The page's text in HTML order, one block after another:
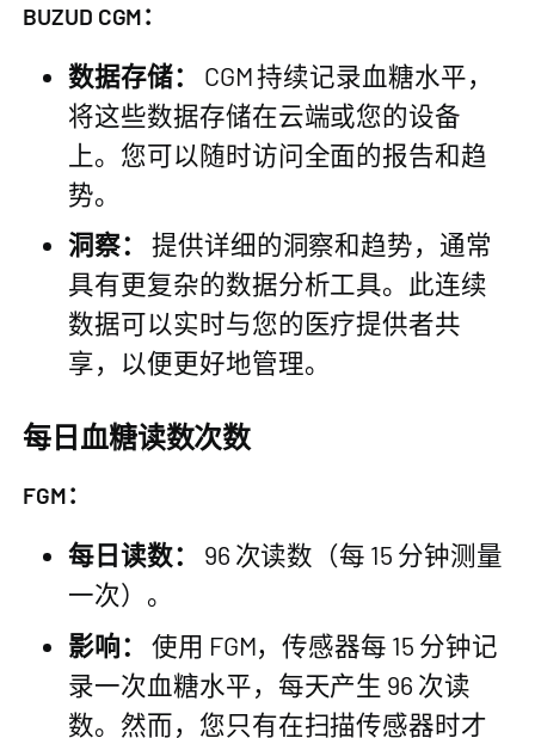
BUZUD CGM：
数据存储：
CGM 持续记录血糖水平，
将这些数据存储在云端或您的设备
上。您可以随时访问全面的报告和趋
势。
洞察：
提供详细的洞察和趋势，通常
具有更复杂的数据分析工具。此连续
数据可以实时与您的医疗提供者共
享，以便更好地管理。
每日血糖读数次数
FGM：
每日读数：
96 次读数（每 15 分钟测量
一次）。
影响：
使用 FGM，传感器每 15 分钟记
录一次血糖水平，每天产生 96 次读
数。然而，您只有在扫描传感器时才